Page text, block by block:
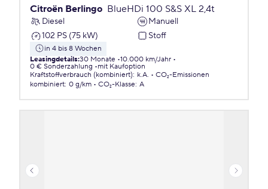
Citroën Berlingo BlueHDi 100 S&S XL 2,4t
Diesel
Manuell
102 PS (75 kW)
Stoff
in 4 bis 8 Wochen
Leasingdetails:30 Monate 10.000 km/Jahr
0 € Sonderzahlung
mit Kaufoption
Kraftstoffverbrauch (kombiniert): k.A.
CO₂-Emissionen
kombiniert: 0 g/km CO₂-Klasse: A